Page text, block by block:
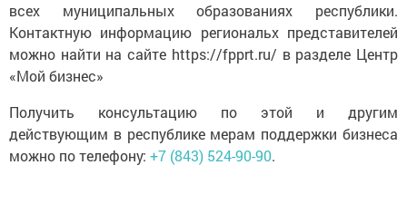
всех муниципальных образованиях республики.
Контактную информацию региональх представителей
можно найти на сайте https://fpprt.ru/ в разделе Центр
«Мой бизнес»
Получить консультацию по этой и другим
действующим в республике мерам поддержки бизнеса
можно по телефону: +7 (843) 524-90-90.